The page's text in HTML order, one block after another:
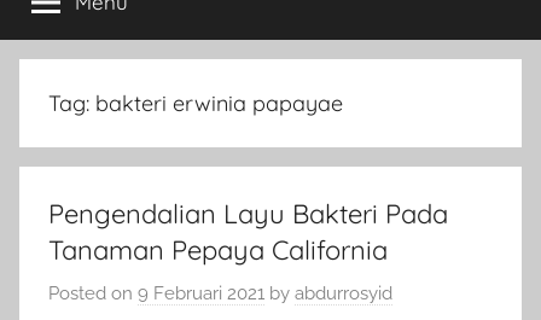
Tag: bakteri erwinia papayae
Pengendalian Layu Bakteri Pada
Tanaman Pepaya California
Posted on 9 Februari 2021 by abdurrosyid